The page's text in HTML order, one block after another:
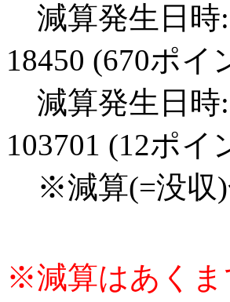
減算発生日時:
18450 (670ポイ
減算発生日時:
103701 (12ポイ
※減算(=没収)
※減算はあくま